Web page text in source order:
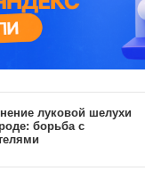
шелухи
с